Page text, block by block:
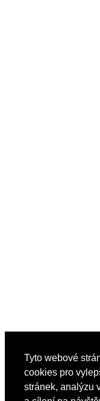
Tyto webové
cookies pro
stránek, analýzu